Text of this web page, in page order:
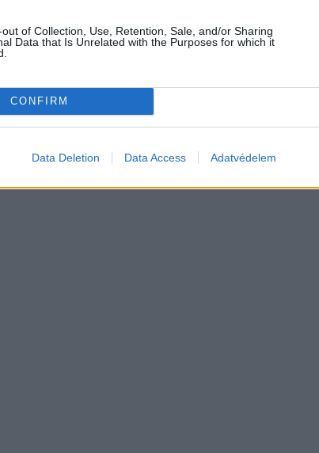
of Collection, Use, Retention, Sale, and/or Sharing
Data that Is Unrelated with the Purposes for which it
CONFIRM
Data Deletion Data Access Adatvédelem